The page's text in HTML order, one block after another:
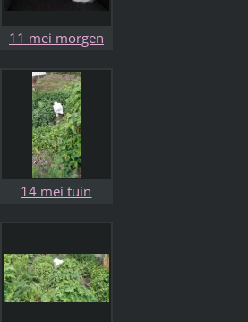
11 mei morgen
wonen
14 mei tuin